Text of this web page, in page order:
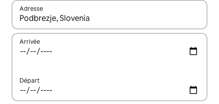
Adresse
Lorsque les résultats s'affichent, utilisez les flèches vers le
Arrivée
Départ